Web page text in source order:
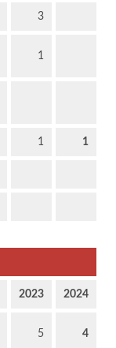
3
1
1 1
2023 2024
5 4